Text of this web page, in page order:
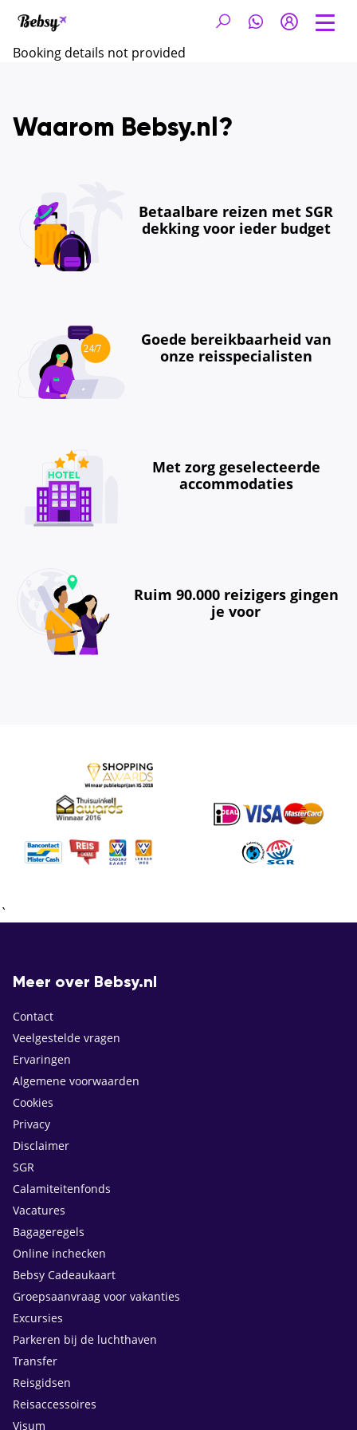
Booking details not provided
Waarom Bebsy.nl?
Betaalbare reizen met SGR
dekking voor ieder budget
Goede bereikbaarheid van
onze reisspecialisten
Met zorg geselecteerde
accommodaties
Ruim 90.000 reizigers gingen
je voor
`
Meer over Bebsy.nl
Contact
Veelgestelde vragen
Ervaringen
Algemene voorwaarden
Cookies
Privacy
Disclaimer
SGR
Calamiteitenfonds
Vacatures
Bagageregels
Online inchecken
Bebsy Cadeaukaart
Groepsaanvraag voor vakanties
Excursies
Parkeren bij de luchthaven
Transfer
Reisgidsen
Reisaccessoires
Visum